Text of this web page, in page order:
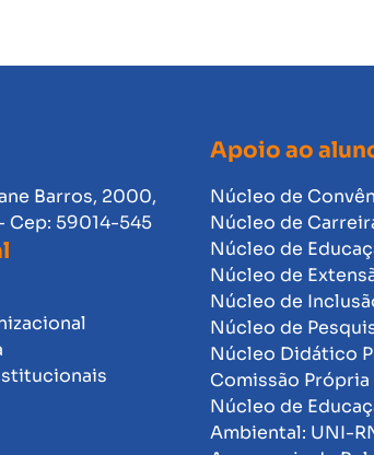
Barros, 2000,
Cep: 59014-545
Apoio ao
Núcleo de
Núcleo de
Núcleo de
Núcleo de
Núcleo de
Núcleo de
Núcleo Didático
Comissão Própria
Núcleo de
Ambiental: UNI-